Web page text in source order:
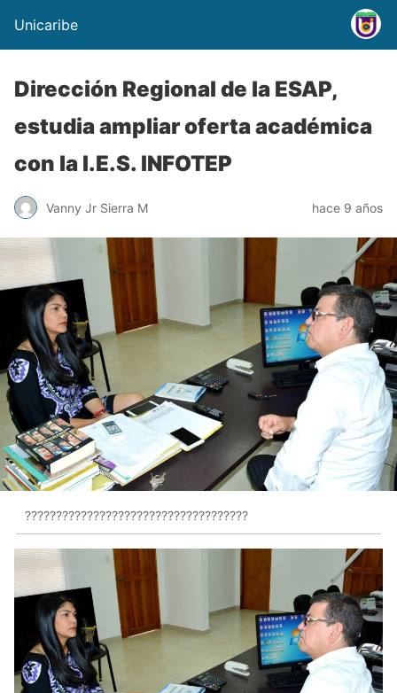
Unicaribe
Dirección Regional de la ESAP,
estudia ampliar oferta académica
con la I.E.S. INFOTEP
Vanny Jr Sierra M hace 9 años
????????????????????????????????????